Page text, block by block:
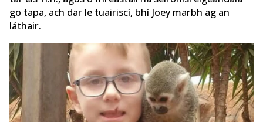
go tapa, ach dar le tuairiscí, bhí Joey marbh ag an
láthair.